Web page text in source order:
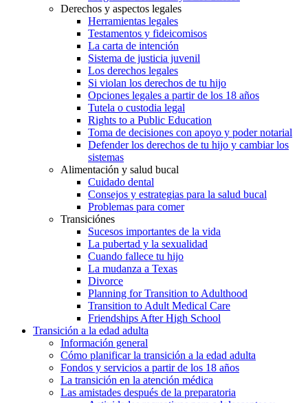
Derechos y aspectos legales
Herramientas legales
Testamentos y fideicomisos
La carta de intención
Sistema de justicia juvenil
Los derechos legales
Si violan los derechos de tu hijo
Opciones legales a partir de los 18 años
Tutela o custodia legal
Rights to a Public Education
Toma de decisiones con apoyo y poder notarial
Defender los derechos de tu hijo y cambiar los
sistemas
Alimentación y salud bucal
Cuidado dental
Consejos y estrategias para la salud bucal
Problemas para comer
Transiciónes
Sucesos importantes de la vida
La pubertad y la sexualidad
Cuando fallece tu hijo
La mudanza a Texas
Divorce
Planning for Transition to Adulthood
Transition to Adult Medical Care
Friendships After High School
Transición a la edad adulta
Información general
Cómo planificar la transición a la edad adulta
Fondos y servicios a partir de los 18 años
La transición en la atención médica
Las amistades después de la preparatoria